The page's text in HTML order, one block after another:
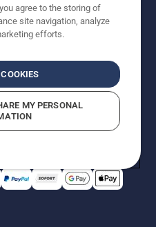
Rechte vorbehalten.
und Satzfehler sind
handelt es sich um
in Euro inkl. der
(inkl. MwSt), es sei
Kauf verfügbar.
AGBs
Vermutete Verstöße melden
agree to the storing of
site navigation, analyze
efforts.
MY PERSONAL